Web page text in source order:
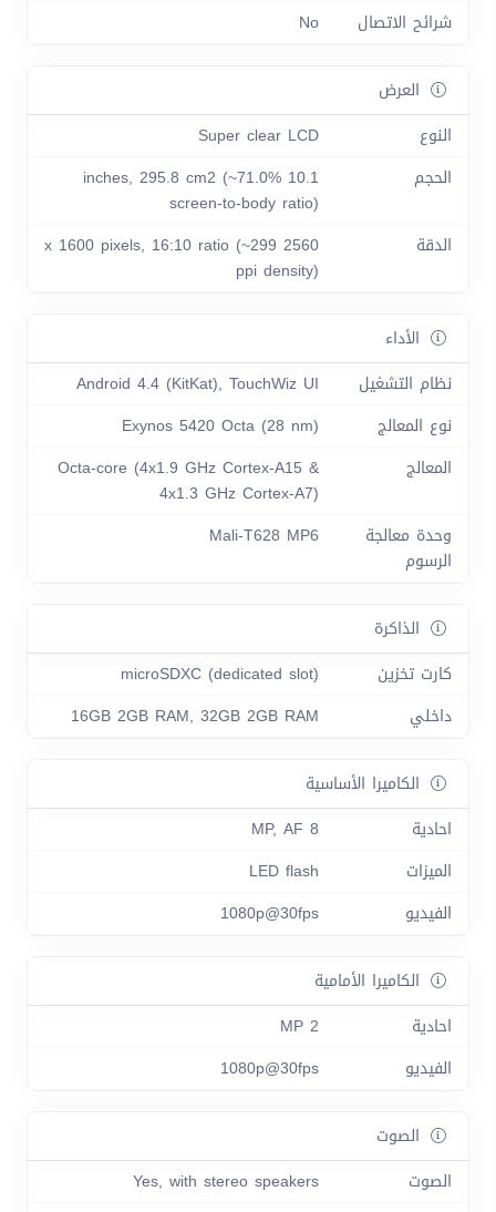
شرائح الاتصال
No
العرض
النوع
Super clear LCD
الحجم
10.1 inches, 295.8 cm2 (~71.0%
screen-to-body ratio)
الدقة
2560 x 1600 pixels, 16:10 ratio (~299
ppi density)
الأداء
نظام التشغيل
Android 4.4 (KitKat), TouchWiz UI
نوع المعالج
Exynos 5420 Octa (28 nm)
المعالج
Octa-core (4x1.9 GHz Cortex-A15 &
4x1.3 GHz Cortex-A7)
وحدة معالجة
الرسوم
Mali-T628 MP6
الذاكرة
كارت تخزين
microSDXC (dedicated slot)
داخلي
16GB 2GB RAM, 32GB 2GB RAM
الكاميرا الأساسية
احادية
8 MP, AF
الميزات
LED flash
الفيديو
1080p@30fps
الكاميرا الأمامية
احادية
2 MP
الفيديو
1080p@30fps
الصوت
الصوت
Yes, with stereo speakers